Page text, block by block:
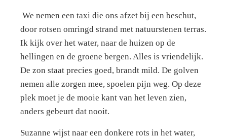
We nemen een taxi die ons afzet bij een beschut,
door rotsen omringd strand met natuurstenen terras.
Ik kijk over het water, naar de huizen op de
hellingen en de groene bergen. Alles is vriendelijk.
De zon staat precies goed, brandt mild. De golven
nemen alle zorgen mee, spoelen pijn weg. Op deze
plek moet je de mooie kant van het leven zien,
anders gebeurt dat nooit.
Suzanne wijst naar een donkere rots in het water,